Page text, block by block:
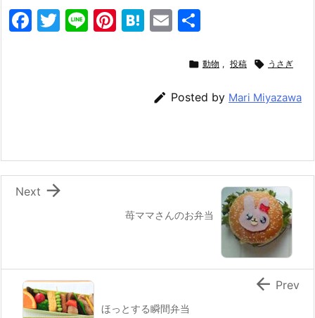
F
o
k
T
Li Pi H
a
E
ai
l
 動物 , 投稿  うさぎ
 Posted by Mari Miyazawa
苺ママさんのお弁当

Next
ほっとする瞬間弁当
 Prev